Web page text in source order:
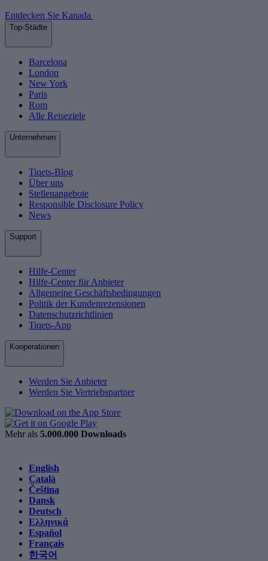
Entdecken Sie Kanada
Top-Städte
Barcelona
London
New York
Paris
Rom
Alle Reiseziele
Unternehmen
Tiqets-Blog
Über uns
Stellenangebote
Responsible Disclosure Policy
News
Support
Hilfe-Center
Hilfe-Center für Anbieter
Allgemeine Geschäftsbedingungen
Politik der Kundenrezensionen
Datenschutzrichtlinien
Tiqets-App
Kooperationen
Werden Sie Anbieter
Werden Sie Vertriebspartner
Mehr als 5.000.000 Downloads
English
Català
Čeština
Dansk
Deutsch
Ελληνικά
Español
Français
한국어